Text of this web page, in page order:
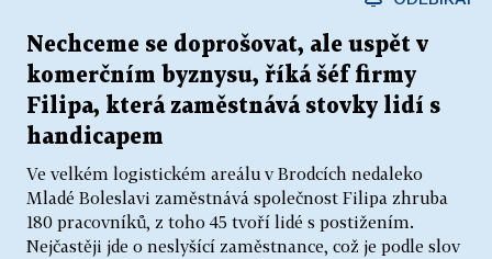
Nechceme se doprošovat, ale uspět v
komerčním byznysu, říká šéf firmy
Filipa, která zaměstnává stovky lidí s
handicapem
Ve velkém logistickém areálu v Brodcích nedaleko
Mladé Boleslavi zaměstnává společnost Filipa zhruba
180 pracovníků, z toho 45 tvoří lidé s postižením.
Nejčastěji jde o neslyšící zaměstnance, což je podle slov